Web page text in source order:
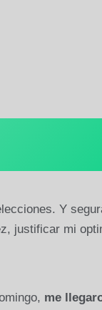
Y
justificar mi
me